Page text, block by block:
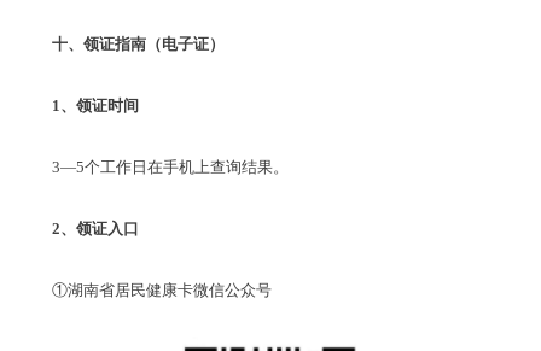
十、领证指南（电子证）
1、领证时间
3—5个工作日在手机上查询结果。
2、领证入口
①湖南省居民健康卡微信公众号